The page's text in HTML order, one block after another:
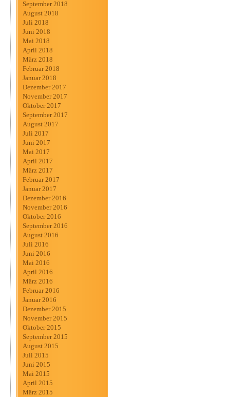
September 2018
August 2018
Juli 2018
Juni 2018
Mai 2018
April 2018
März 2018
Februar 2018
Januar 2018
Dezember 2017
November 2017
Oktober 2017
September 2017
August 2017
Juli 2017
Juni 2017
Mai 2017
April 2017
März 2017
Februar 2017
Januar 2017
Dezember 2016
November 2016
Oktober 2016
September 2016
August 2016
Juli 2016
Juni 2016
Mai 2016
April 2016
März 2016
Februar 2016
Januar 2016
Dezember 2015
November 2015
Oktober 2015
September 2015
August 2015
Juli 2015
Juni 2015
Mai 2015
April 2015
März 2015